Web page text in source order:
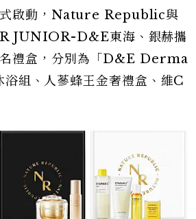
式啟動，Nature Republic與
JUNIOR-D&E東海、銀赫攜
名禮盒，分別為「D&E Derma
組、人蔘蜂王金奢禮盒、維C